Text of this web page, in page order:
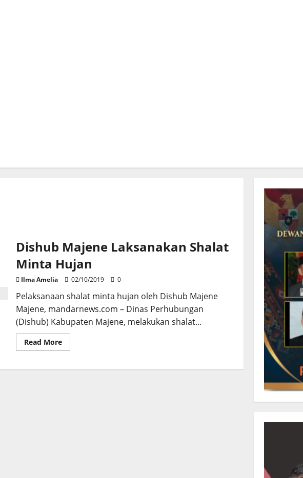
Dishub Majene Laksanakan Shalat
Minta Hujan
Ilma Amelia 02/10/2019 0
Pelaksanaan shalat minta hujan oleh Dishub Majene
Majene, mandarnews.com – Dinas Perhubungan
(Dishub) Kabupaten Majene, melakukan shalat...
Read MoreRead
more
Majene